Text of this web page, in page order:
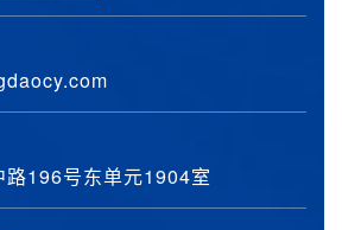
路196号东单元1904室